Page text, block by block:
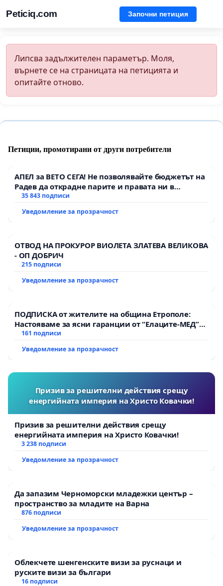
Peticiq.com Започни петиция
Липсва задължителен параметър. Моля,
върнете се на страницата на петицията и
опитайте отново.
Петиции, промотирани от други потребители
АПЕЛ за ВЕТО СЕГА! Не позволявайте бюджетът на
Радев да открадне парите и правата ни в
тъмното
35 843 подписи
Уведомление за прозрачност
ОТВОД НА ПРОКУРОР ВИОЛЕТА ЗЛАТЕВА ВЕЛИКОВА
- ОП ДОБРИЧ
215 подписи
Уведомление за прозрачност
ПОДПИСКА от жителите на община Етрополе:
Настояваме за ясни гаранции от “Елаците-МЕД”
АД и от държавата, че ще се изпълнят всички
161 подписи
Уведомление за прозрачност
Призив за решителни действия срещу
енергийната империя на Христо Ковачки!
Призив за решителни действия срещу
енергийната империя на Христо Ковачки!
3 238 подписи
Уведомление за прозрачност
Да запазим Черноморски младежки център –
пространство за младите на Варна
876 подписи
Уведомление за прозрачност
Облекчете шенгенските визи за руснаци и
руските визи за българи
16 подписи